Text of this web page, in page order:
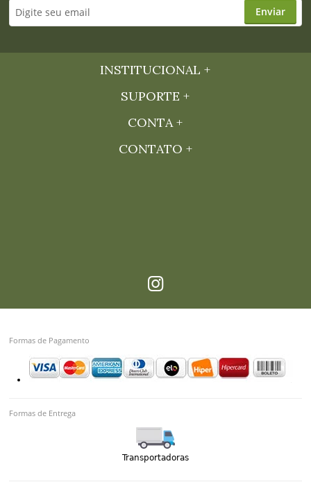
Enviar
INSTITUCIONAL
SUPORTE
CONTA
CONTATO
Formas de Pagamento
Formas de Entrega